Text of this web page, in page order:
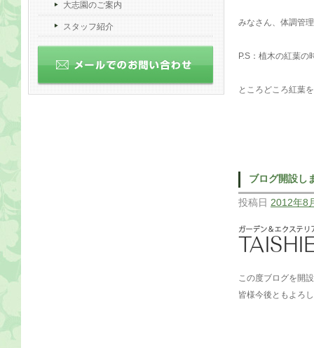
大志園のご案内
スタッフ紹介 みなさん、体調管
P.S：植木の紅葉
ところどころ紅葉
ブログ開設し
投稿日 2012年8
この度ブログを開
皆様今後ともよろ